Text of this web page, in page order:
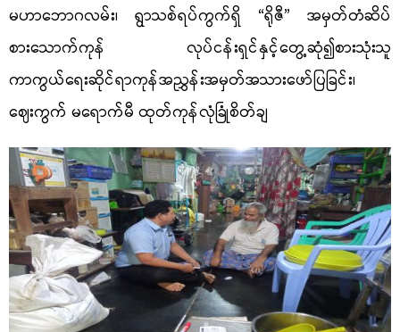
မဟာဘောဂလမ်း၊ ရွာသစ်ရပ်ကွက်ရှိ “ရိုဇီ” အမှတ်တံဆိပ်
စားသောက်ကုန် လုပ်ငန်းရှင်နှင့်တွေ့ဆုံ၍စားသုံးသူ
ကာကွယ်ရေးဆိုင်ရာကုန်အညွှန်းအမှတ်အသား‌ဖော်ပြခြင်း၊
ဈေးကွက် မရောက်မီ ထုတ်ကုန်လုံခြုံစိတ်ချ